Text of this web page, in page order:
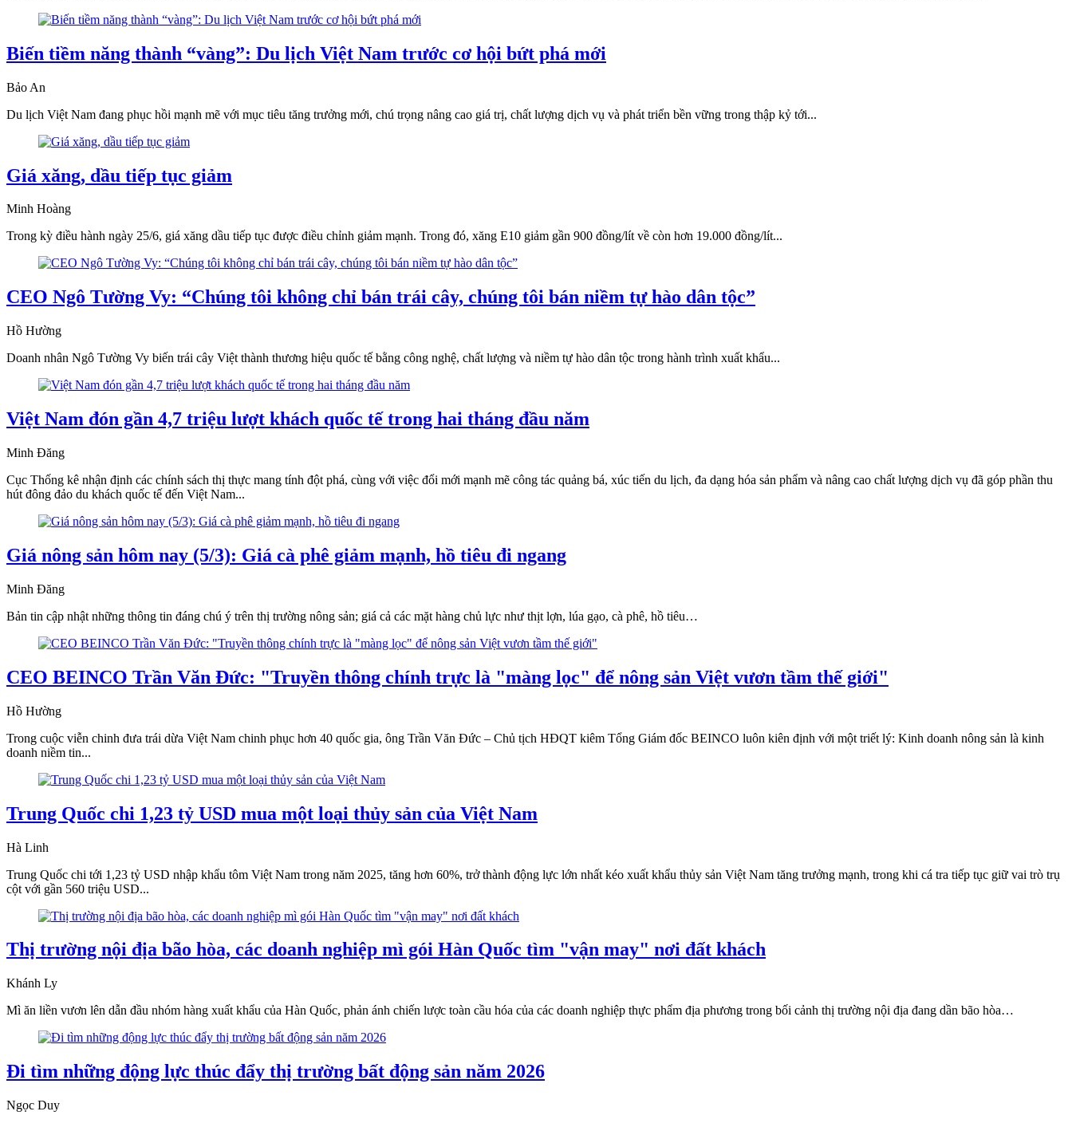
Biến tiềm năng thành “vàng”: Du lịch Việt Nam trước cơ hội bứt phá mới
Bảo An
Du lịch Việt Nam đang phục hồi mạnh mẽ với mục tiêu tăng trưởng mới, chú trọng nâng cao giá trị, chất lượng dịch vụ và phát triển bền vững trong thập kỷ tới...
Giá xăng, dầu tiếp tục giảm
Minh Hoàng
Trong kỳ điều hành ngày 25/6, giá xăng dầu tiếp tục được điều chỉnh giảm mạnh. Trong đó, xăng E10 giảm gần 900 đồng/lít về còn hơn 19.000 đồng/lít...
CEO Ngô Tường Vy: “Chúng tôi không chỉ bán trái cây, chúng tôi bán niềm tự hào dân tộc”
Hồ Hường
Doanh nhân Ngô Tường Vy biến trái cây Việt thành thương hiệu quốc tế bằng công nghệ, chất lượng và niềm tự hào dân tộc trong hành trình xuất khẩu...
Việt Nam đón gần 4,7 triệu lượt khách quốc tế trong hai tháng đầu năm
Minh Đăng
Cục Thống kê nhận định các chính sách thị thực mang tính đột phá, cùng với việc đổi mới mạnh mẽ công tác quảng bá, xúc tiến du lịch, đa dạng hóa sản phẩm và nâng cao chất lượng dịch vụ đã góp phần thu
hút đông đảo du khách quốc tế đến Việt Nam...
Giá nông sản hôm nay (5/3): Giá cà phê giảm mạnh, hồ tiêu đi ngang
Minh Đăng
Bản tin cập nhật những thông tin đáng chú ý trên thị trường nông sản; giá cả các mặt hàng chủ lực như thịt lợn, lúa gạo, cà phê, hồ tiêu…
CEO BEINCO Trần Văn Đức: "Truyền thông chính trực là "màng lọc" để nông sản Việt vươn tầm thế giới"
Hồ Hường
Trong cuộc viễn chinh đưa trái dừa Việt Nam chinh phục hơn 40 quốc gia, ông Trần Văn Đức – Chủ tịch HĐQT kiêm Tổng Giám đốc BEINCO luôn kiên định với một triết lý: Kinh doanh nông sản là kinh
doanh niềm tin...
Trung Quốc chi 1,23 tỷ USD mua một loại thủy sản của Việt Nam
Hà Linh
Trung Quốc chi tới 1,23 tỷ USD nhập khẩu tôm Việt Nam trong năm 2025, tăng hơn 60%, trở thành động lực lớn nhất kéo xuất khẩu thủy sản Việt Nam tăng trưởng mạnh, trong khi cá tra tiếp tục giữ vai trò trụ
cột với gần 560 triệu USD...
Thị trường nội địa bão hòa, các doanh nghiệp mì gói Hàn Quốc tìm "vận may" nơi đất khách
Khánh Ly
Mì ăn liền vươn lên dẫn đầu nhóm hàng xuất khẩu của Hàn Quốc, phản ánh chiến lược toàn cầu hóa của các doanh nghiệp thực phẩm địa phương trong bối cảnh thị trường nội địa đang dần bão hòa…
Đi tìm những động lực thúc đẩy thị trường bất động sản năm 2026
Ngọc Duy